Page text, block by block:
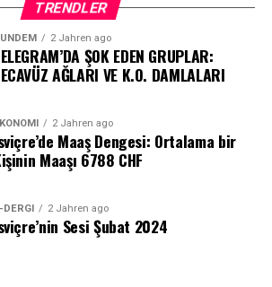
TRENDLER
2 Jahren ago
ŞOK EDEN GRUPLAR:
AĞLARI VE K.O. DAMLALARI
2 Jahren ago
Maaş Dengesi: Ortalama bir
Maaşı 6788 CHF
DERGI 2 Jahren ago
Sesi Şubat 2024